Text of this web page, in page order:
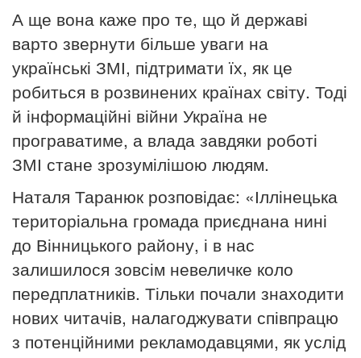
А ще вона каже про те, що й державі
варто звернути більше уваги на
українські ЗМІ, підтримати їх, як це
робиться в розвинених країнах світу. Тоді
й інформаційні війни Україна не
програватиме, а влада завдяки роботі
ЗМІ стане зрозумілішою людям.
Наталя Таранюк розповідає: «Іллінецька
територіальна громада приєднана нині
до Вінницького району, і в нас
залишилося зовсім невеличке коло
передплатників. Тільки почали знаходити
нових читачів, налагоджувати співпрацю
з потенційними рекламодавцями, як услід